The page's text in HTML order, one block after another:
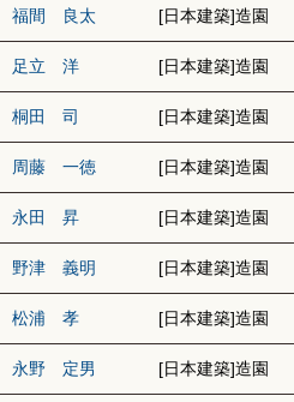
福間 良太 [日本建築]造園
足立 洋 [日本建築]造園
桐田 司 [日本建築]造園
周藤 一徳 [日本建築]造園
永田 昇 [日本建築]造園
野津 義明 [日本建築]造園
松浦 孝 [日本建築]造園
永野 定男 [日本建築]造園